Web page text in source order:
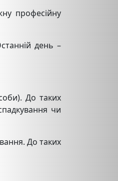
професійну
день –
До таких
чи
До таких